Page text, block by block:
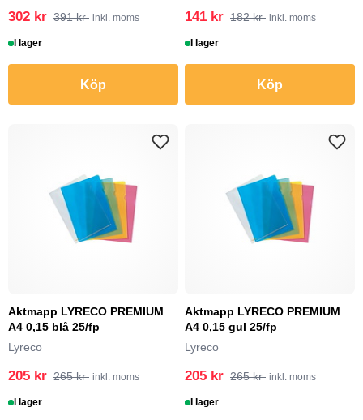
302 kr 391 kr inkl. moms
I lager
Köp
141 kr 182 kr inkl. moms
I lager
Köp
Aktmapp LYRECO PREMIUM
A4 0,15 blå 25/fp
Lyreco
205 kr 265 kr inkl. moms
I lager
Aktmapp LYRECO PREMIUM
A4 0,15 gul 25/fp
Lyreco
205 kr 265 kr inkl. moms
I lager